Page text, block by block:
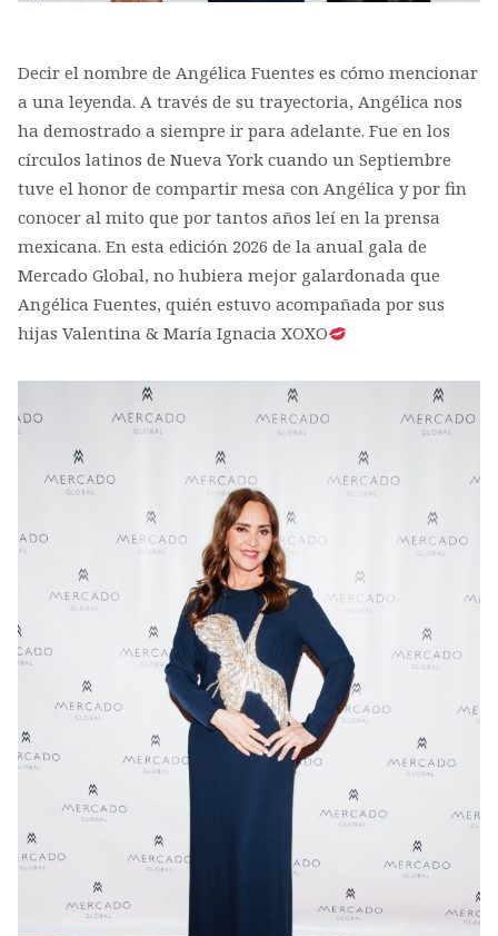
Decir el nombre de Angélica Fuentes es cómo mencionar
a una leyenda. A través de su trayectoria, Angélica nos
ha demostrado a siempre ir para adelante. Fue en los
círculos latinos de Nueva York cuando un Septiembre
tuve el honor de compartir mesa con Angélica y por fin
conocer al mito que por tantos años leí en la prensa
mexicana. En esta edición 2026 de la anual gala de
Mercado Global, no hubiera mejor galardonada que
Angélica Fuentes, quién estuvo acompañada por sus
hijas Valentina & María Ignacia XOXO